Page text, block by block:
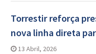
Torrestir reforça
nova linha direta
13 Abril, 2026